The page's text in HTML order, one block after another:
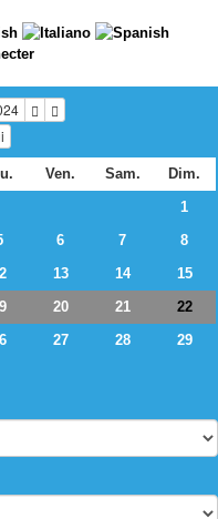
Ven. Sam.
Dim.
1
6 7
8
13 14
15
20 21
22
27 28
29